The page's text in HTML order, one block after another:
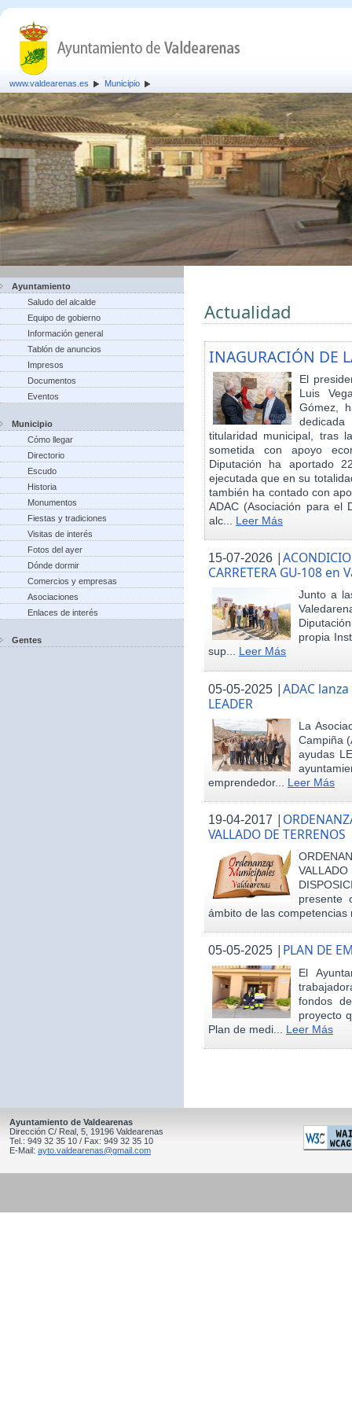
www.valdearenas.es Municipio
Ayuntamiento
Saludo del alcalde
Equipo de gobierno
Información general
Tablón de anuncios
Impresos
Documentos
Eventos
Municipio
Cómo llegar
Directorio
Escudo
Historia
Monumentos
Fiestas y tradiciones
Visitas de interés
Fotos del ayer
Dónde dormir
Comercios y empresas
Asociaciones
Enlaces de interés
Gentes
Actualidad
INAGURACIÓN DE
El
Luis
Gómez,
titularidad municipal, tras
sometida con apoyo
Diputación ha aportado
ejecutada que en su
también ha contado con
ADAC (Asociación para el
alc... Leer Más
15-07-2026 |
CARRETERA GU-108 en
Junto a
propia
sup... Leer Más
05-05-2025 |ADAC
LEADER
La
Campiña
ayudas
emprendedor... Leer Más
19-04-2017 |
VALLADO DE TERRENOS
presente
ámbito de las
05-05-2025 | PLAN DE
El
fondos
proyecto
Plan de medi... Leer Más
Ayuntamiento de Valdearenas
Dirección C/ Real, 5, 19196 Valdearenas
Tel.: 949 32 35 10 / Fax: 949 32 35 10
E-Mail: ayto.valdearenas@gmail.com